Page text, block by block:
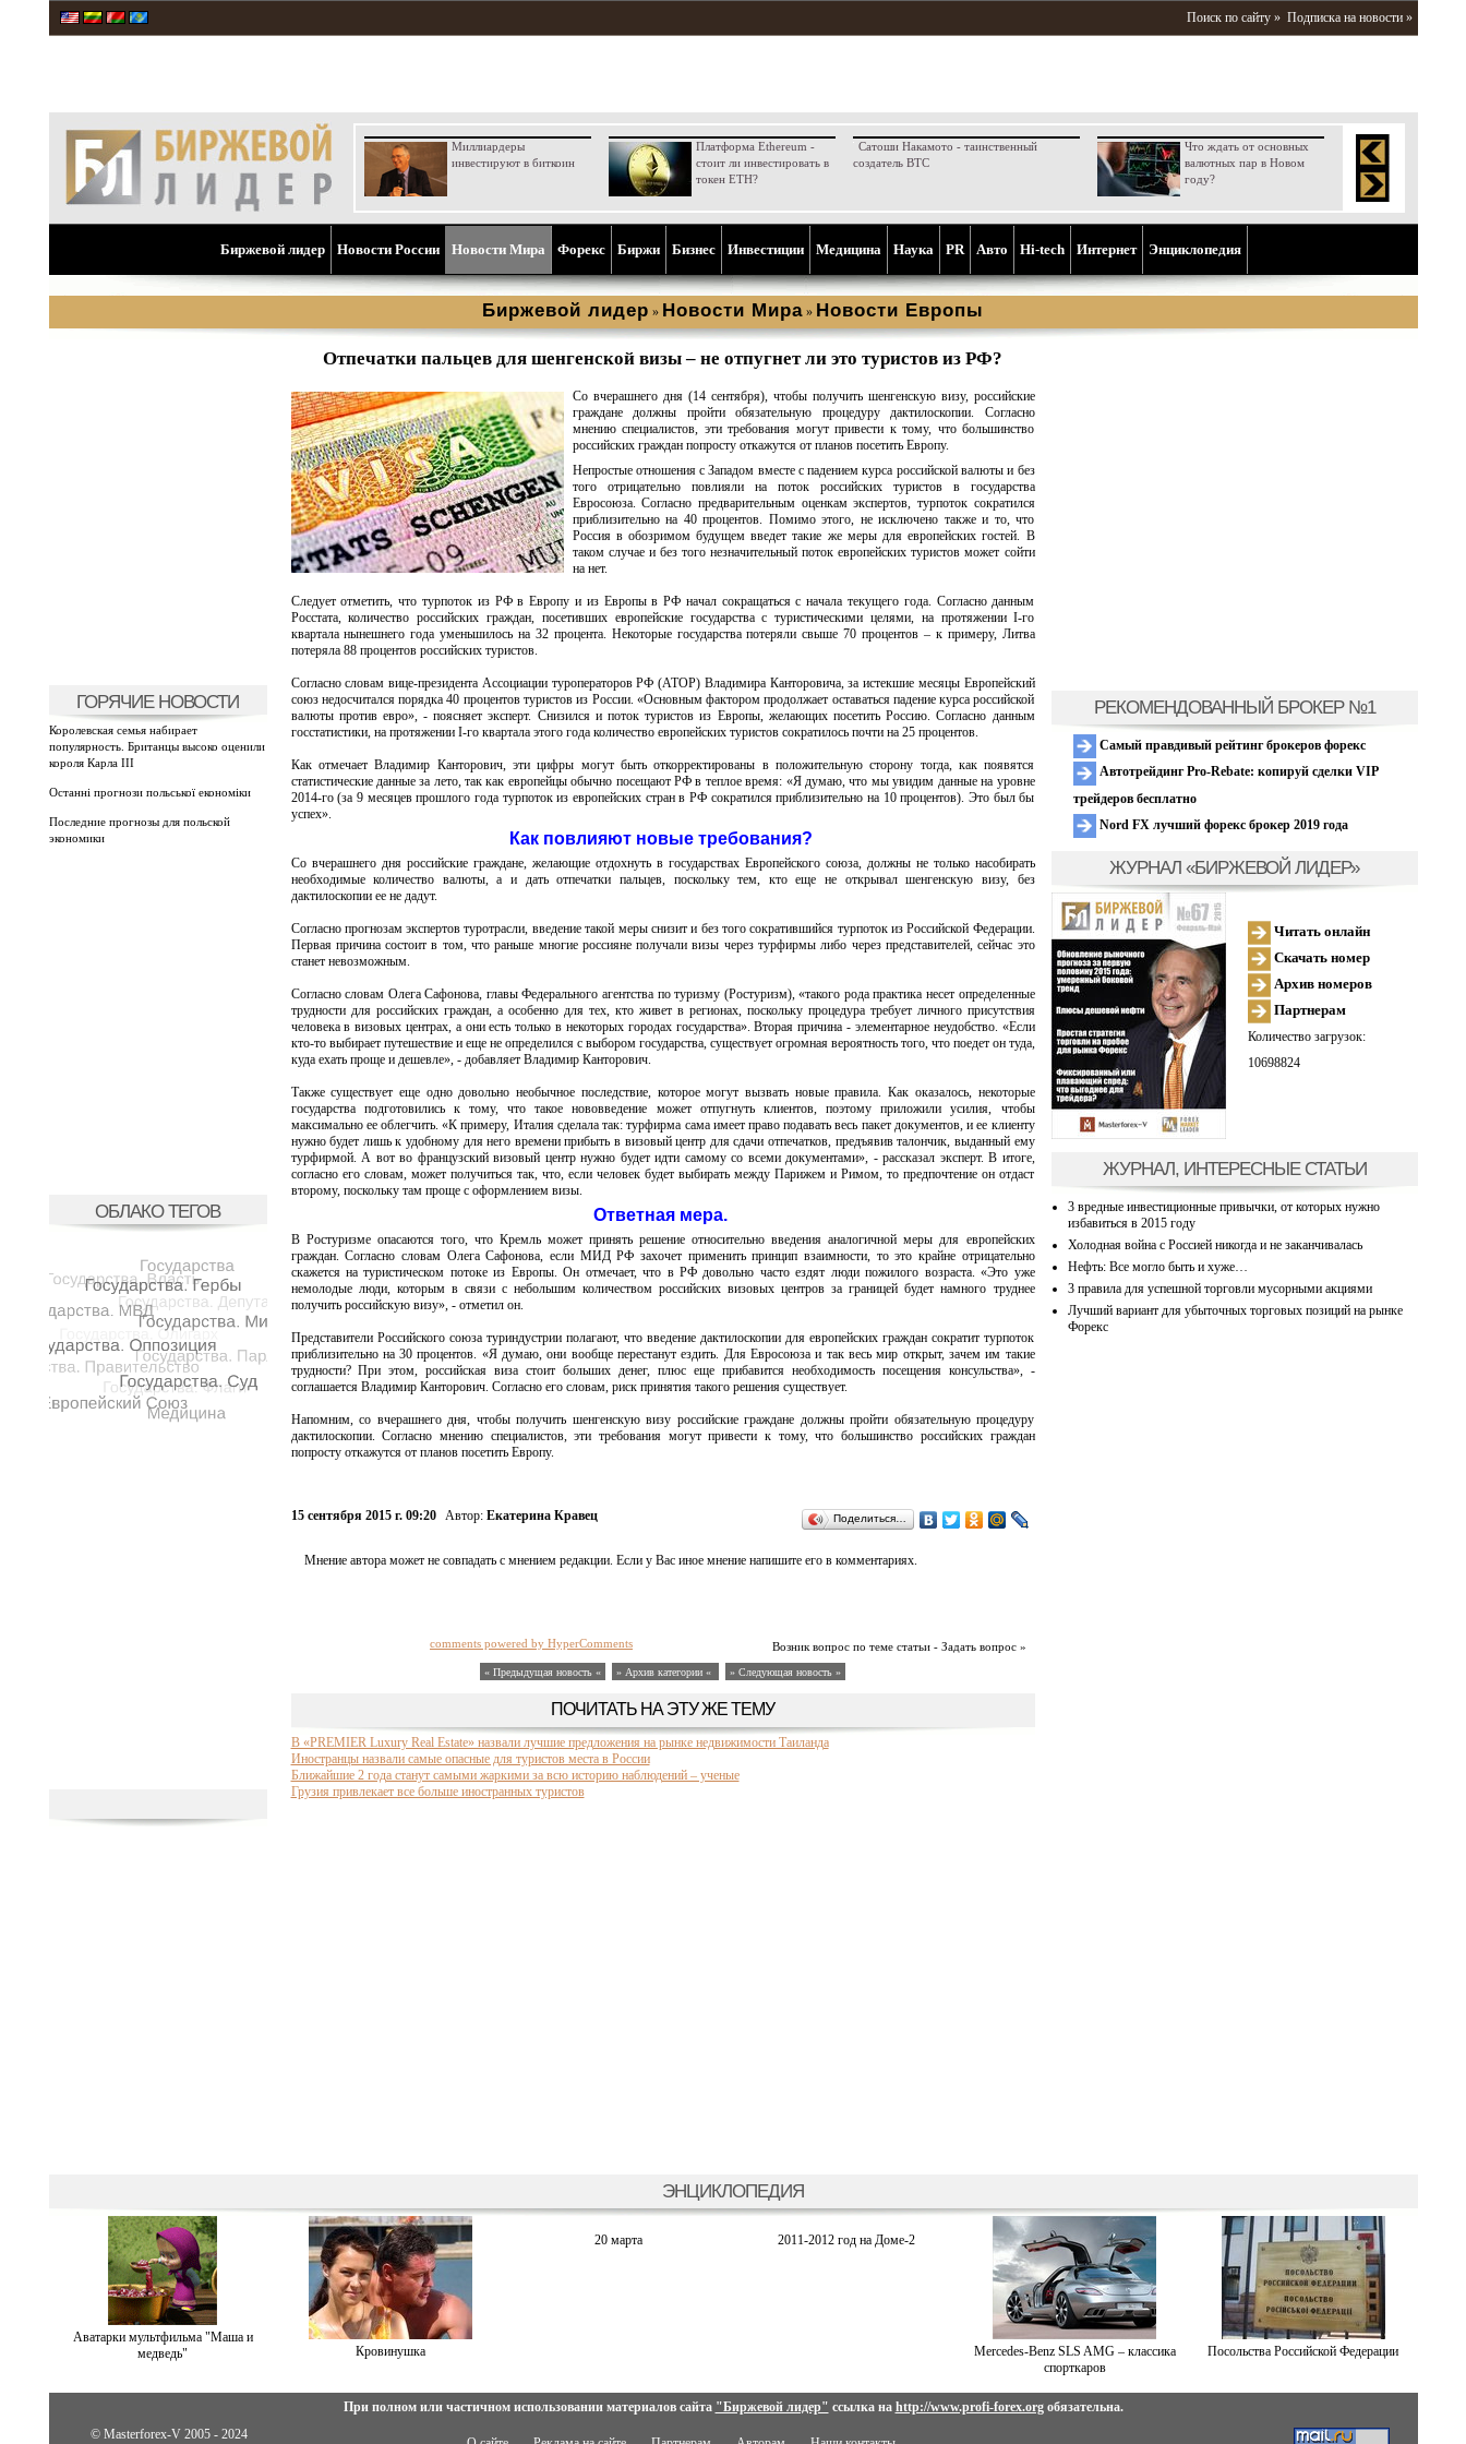
Поиск по сайту » Подписка на новости »
Миллиардеры
инвестируют в биткоин
Платформа Ethereum -
стоит ли инвестировать в
токен ETH?
Сатоши Накамото - таинственный
создатель BTC
Что ждать от основных
валютных пар в Новом
году?
Биржевой лидер Новости России Новости Мира Форекс Биржи Бизнес Инвестиции Медицина Наука PR Aвто Hi-tech Интернет Энциклопедия
Биржевой лидер » Новости Мира » Новости Европы
ГОРЯЧИЕ НОВОСТИ
Королевская семья набирает
популярность. Британцы высоко оценили
короля Карла III
Останні прогнози польської економіки
Последние прогнозы для польской
экономики
ОБЛАКО ТЕГОВ
Отпечатки пальцев для шенгенской визы – не отпугнет ли это туристов из РФ?
Со вчерашнего дня (14 сентября), чтобы получить шенгенскую визу, российские
граждане должны пройти обязательную процедуру дактилоскопии. Согласно
мнению специалистов, эти требования могут привести к тому, что большинство
российских граждан попросту откажутся от планов посетить Европу.
Непростые отношения с Западом вместе с падением курса российской валюты и без
того отрицательно повлияли на поток российских туристов в государства
Евросоюза. Согласно предварительным оценкам экспертов, турпоток сократился
приблизительно на 40 процентов. Помимо этого, не исключено также и то, что
Россия в обозримом будущем введет такие же меры для европейских гостей. В
таком случае и без того незначительный поток европейских туристов может сойти
на нет.
Следует отметить, что турпоток из РФ в Европу и из Европы в РФ начал сокращаться с начала текущего года. Согласно данным
Росстата, количество российских граждан, посетивших европейские государства с туристическими целями, на протяжении I-го
квартала нынешнего года уменьшилось на 32 процента. Некоторые государства потеряли свыше 70 процентов – к примеру, Литва
потеряла 88 процентов российских туристов.
Согласно словам вице-президента Ассоциации туроператоров РФ (АТОР) Владимира Канторовича, за истекшие месяцы Европейский
союз недосчитался порядка 40 процентов туристов из России. «Основным фактором продолжает оставаться падение курса российской
валюты против евро», - поясняет эксперт. Снизился и поток туристов из Европы, желающих посетить Россию. Согласно данным
госстатистики, на протяжении I-го квартала этого года количество европейских туристов сократилось почти на 25 процентов.
Как отмечает Владимир Канторович, эти цифры могут быть откорректированы в положительную сторону тогда, как появятся
статистические данные за лето, так как европейцы обычно посещают РФ в теплое время: «Я думаю, что мы увидим данные на уровне
2014-го (за 9 месяцев прошлого года турпоток из европейских стран в РФ сократился приблизительно на 10 процентов). Это был бы
успех».
Как повлияют новые требования?
Со вчерашнего дня российские граждане, желающие отдохнуть в государствах Европейского союза, должны не только насобирать
необходимые количество валюты, а и дать отпечатки пальцев, поскольку тем, кто еще не открывал шенгенскую визу, без
дактилоскопии ее не дадут.
Согласно прогнозам экспертов туротрасли, введение такой меры снизит и без того сократившийся турпоток из Российской Федерации.
Первая причина состоит в том, что раньше многие россияне получали визы через турфирмы либо через представителей, сейчас это
станет невозможным.
Согласно словам Олега Сафонова, главы Федерального агентства по туризму (Ростуризм), «такого рода практика несет определенные
трудности для российских граждан, а особенно для тех, кто живет в регионах, поскольку процедура требует личного присутствия
человека в визовых центрах, а они есть только в некоторых городах государства». Вторая причина - элементарное неудобство. «Если
кто-то выбирает путешествие и еще не определился с выбором государства, существует огромная вероятность того, что поедет он туда,
куда ехать проще и дешевле», - добавляет Владимир Канторович.
Также существует еще одно довольно необычное последствие, которое могут вызвать новые правила. Как оказалось, некоторые
государства подготовились к тому, что такое нововведение может отпугнуть клиентов, поэтому приложили усилия, чтобы
максимально ее облегчить. «К примеру, Италия сделала так: турфирма сама имеет право подавать весь пакет документов, и ее клиенту
нужно будет лишь к удобному для него времени прибыть в визовый центр для сдачи отпечатков, предъявив талончик, выданный ему
турфирмой. А вот во французский визовый центр нужно будет идти самому со всеми документами», - рассказал эксперт. В итоге,
согласно его словам, может получиться так, что, если человек будет выбирать между Парижем и Римом, то предпочтение он отдаст
второму, поскольку там проще с оформлением визы.
Ответная мера.
В Ростуризме опасаются того, что Кремль может принять решение относительно введения аналогичной меры для европейских
граждан. Согласно словам Олега Сафонова, если МИД РФ захочет применить принцип взаимности, то это крайне отрицательно
скажется на туристическом потоке из Европы. Он отмечает, что в РФ довольно часто ездят люди пожилого возраста. «Это уже
немолодые люди, которым в связи с небольшим количеством российских визовых центров за границей будет намного труднее
получить российскую визу», - отметил он.
Представители Российского союза туриндустрии полагают, что введение дактилоскопии для европейских граждан сократит турпоток
приблизительно на 30 процентов. «Я думаю, они вообще перестанут ездить. Для Евросоюза и так весь мир открыт, зачем им такие
трудности? При этом, российская виза стоит больших денег, плюс еще прибавится необходимость посещения консульства», -
соглашается Владимир Канторович. Согласно его словам, риск принятия такого решения существует.
Напомним, со вчерашнего дня, чтобы получить шенгенскую визу российские граждане должны пройти обязательную процедуру
дактилоскопии. Согласно мнению специалистов, эти требования могут привести к тому, что большинство российских граждан
попросту откажутся от планов посетить Европу.
15 сентября 2015 г. 09:20 Автор: Екатерина Кравец Поделиться…
Мнение автора может не совпадать с мнением редакции. Если у Вас иное мнение напишите его в комментариях.
Возник вопрос по теме статьи - Задать вопрос »
comments powered by HyperComments
« Предыдущая новость « » Архив категории « » Следующая новость »
ПОЧИТАТЬ НА ЭТУ ЖЕ ТЕМУ
В «PREMIER Luxury Real Estate» назвали лучшие предложения на рынке недвижимости Таиланда
Иностранцы назвали самые опасные для туристов места в России
Ближайшие 2 года станут самыми жаркими за всю историю наблюдений – ученые
Грузия привлекает все больше иностранных туристов
РЕКОМЕНДОВАННЫЙ БРОКЕР №1
Самый правдивый рейтинг брокеров форекс
Автотрейдинг Pro-Rebate: копируй сделки VIP
трейдеров бесплатно
Nord FX лучший форекс брокер 2019 года
ЖУРНАЛ «БИРЖЕВОЙ ЛИДЕР»
Читать онлайн
Скачать номер
Архив номеров
Партнерам
Количество загрузок:
10698824
ЖУРНАЛ, ИНТЕРЕСНЫЕ СТАТЬИ
3 вредные инвестиционные привычки, от которых нужно
избавиться в 2015 году
Холодная война с Россией никогда и не заканчивалась
Нефть: Все могло быть и хуже…
3 правила для успешной торговли мусорными акциями
Лучший вариант для убыточных торговых позиций на рынке
Форекс
ЭНЦИКЛОПЕДИЯ
Аватарки мультфильма "Маша и
медведь"
Кровинушка
20 марта 2011-2012 год на Доме-2
Mercedes-Benz SLS AMG – классика
спорткаров
Посольства Российской Федерации
При полном или частичном использовании материалов сайта "Биржевой лидер" ссылка на http://www.profi-forex.orgобязательна.
© Masterforex-V 2005 - 2024